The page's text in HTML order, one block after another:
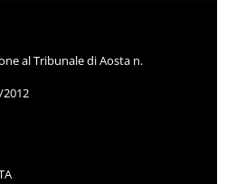
al Tribunale di Aosta n.